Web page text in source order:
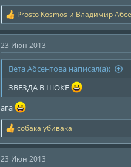
Р
е
а
к
ц
и
Prosto Kosmos и Владимир
23 Июн 2013
Вета Абсентова написал(а):
ЗВЕЗДА В ШОКЕ
ага
Р
е
а
к
собака убивака
23 Июн 2013